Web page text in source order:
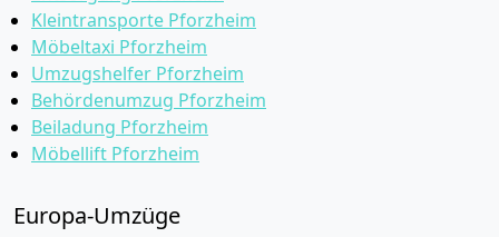
Kleintransporte Pforzheim
Möbeltaxi Pforzheim
Umzugshelfer Pforzheim
Behördenumzug Pforzheim
Beiladung Pforzheim
Möbellift Pforzheim
Europa-Umzüge